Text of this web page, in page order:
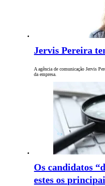
Jervis Pereira
A agência de comunicação Jervis
da empresa.
Os candidatos
estes os